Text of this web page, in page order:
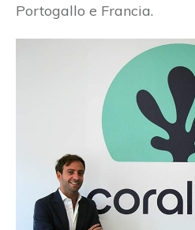
Portogallo e Francia.